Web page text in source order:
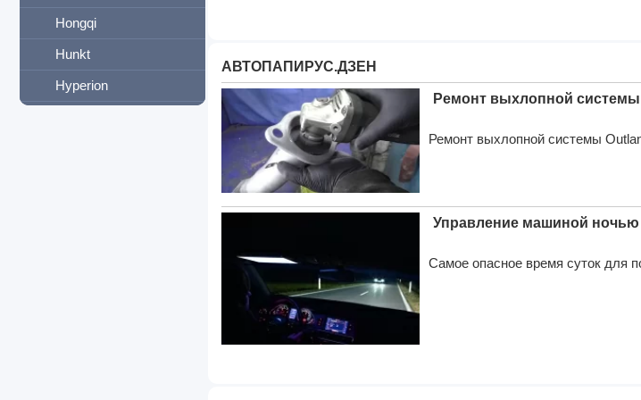
Hongqi
Hunkt
Hyperion
АВТОПАПИРУС.ДЗЕН
Ремонт выхлопной
Ремонт выхлопной системы
Управление машиной
Самое опасное время суток для